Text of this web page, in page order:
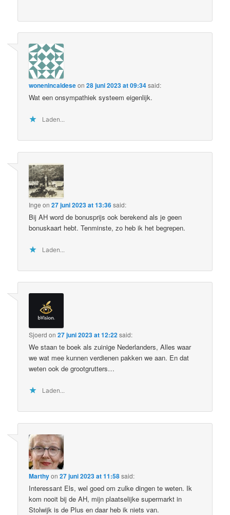
wonenincaldeseon28 juni 2023 at 09:34said:
Wat een onsympathiek systeem eigenlijk.
Laden...
Inge on27 juni 2023 at 13:36said:
Bij AH word de bonusprijs ook berekend als je geen
bonuskaart hebt. Tenminste, zo heb ik het begrepen.
Laden...
Sjoerd on27 juni 2023 at 12:22said:
We staan te boek als zuinige Nederlanders, Alles waar
we wat mee kunnen verdienen pakken we aan. En dat
weten ook de grootgrutters…
Laden...
Marthyon27 juni 2023 at 11:58said:
Interessant Els, wel goed om zulke dingen te weten. Ik
kom nooit bij de AH, mijn plaatselijke supermarkt in
Stolwijk is de Plus en daar heb ik niets van.